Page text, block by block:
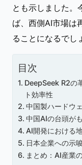
とも示しました。
ば、西側AI市場は
ることになるでし
目次
DeepSeek R2の
ト効率性
中国製ハードウ
中国AIの台頭が
AI開発における
日本企業への示
まとめ：AI産業